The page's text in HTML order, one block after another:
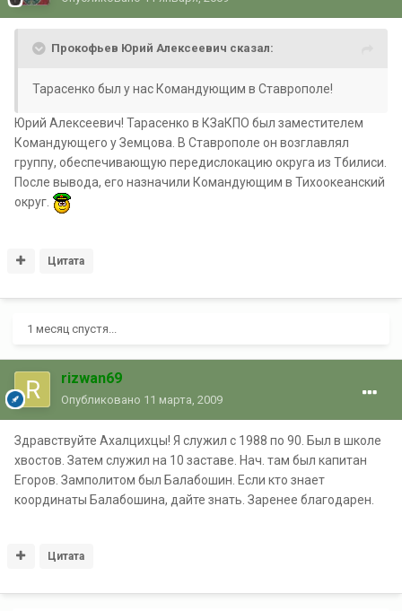
Прокофьев Юрий Алексеевич сказал:
Тарасенко был у нас Командующим в Ставрополе!
Юрий Алексеевич! Тарасенко в КЗаКПО был заместителем
Командующего у Земцова. В Ставрополе он возглавлял
группу, обеспечивающую передислокацию округа из Тбилиси.
После вывода, его назначили Командующим в Тихоокеанский
округ.
Цитата
1 месяц спустя...
rizwan69
Опубликовано 11 марта, 2009
Здравствуйте Ахалцихцы! Я служил с 1988 по 90. Был в школе
хвостов. Затем служил на 10 заставе. Нач. там был капитан
Егоров. Замполитом был Балабошин. Если кто знает
координаты Балабошина, дайте знать. Заренее благодарен.
Цитата